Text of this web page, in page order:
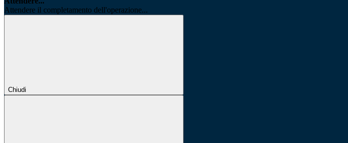
Attendere il completamento dell'operazione...
Chiudi